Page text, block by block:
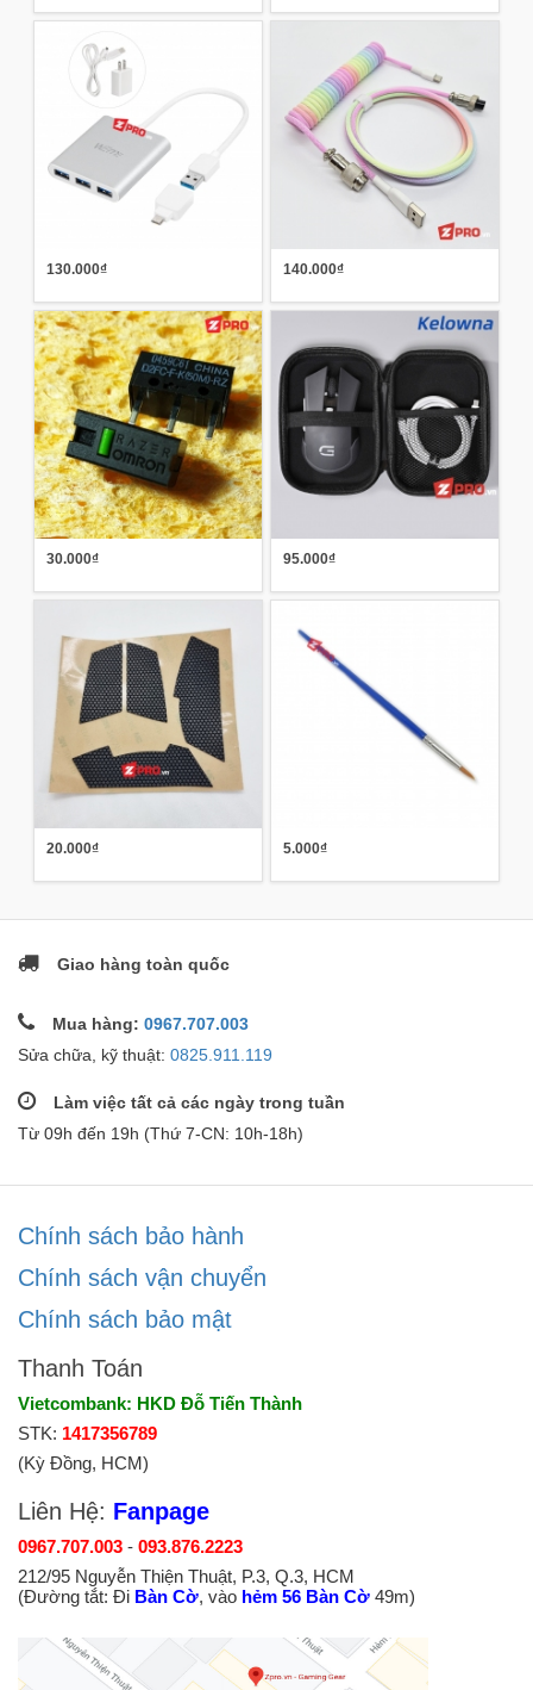
130.000₫ 140.000₫
30.000₫ 95.000₫
20.000₫ 5.000₫
Giao hàng toàn quốc
Mua hàng: 0967.707.003
Sửa chữa, kỹ thuật: 0825.911.119
Làm việc tất cả các ngày trong tuần
Từ 09h đến 19h (Thứ 7-CN: 10h-18h)
Chính sách bảo hành
Chính sách vận chuyển
Chính sách bảo mật
Thanh Toán
Vietcombank: HKD Đỗ Tiến Thành
STK: 1417356789
(Kỳ Đồng, HCM)
Liên Hệ: Fanpage
0967.707.003 - 093.876.2223
212/95 Nguyễn Thiện Thuật, P.3, Q.3, HCM
(Đường tắt: Đi Bàn Cờ, vào hẻm 56 Bàn Cờ 49m)